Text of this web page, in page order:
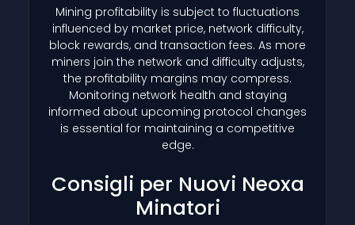
Mining profitability is subject to fluctuations
influenced by market price, network difficulty,
block rewards, and transaction fees. As more
miners join the network and difficulty adjusts,
the profitability margins may compress.
Monitoring network health and staying
informed about upcoming protocol changes
is essential for maintaining a competitive
edge.
Consigli per Nuovi Neoxa
Minatori